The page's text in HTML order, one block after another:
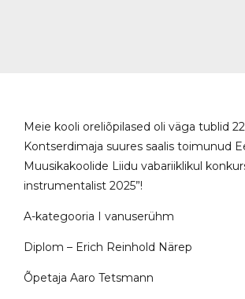
Meie kooli oreliõpilased oli väga tublid
Kontserdimaja suures saalis toimunud
Muusikakoolide Liidu vabariiklikul
instrumentalist 2025”!
A-kategooria I vanuserühm
Diplom – Erich Reinhold Närep
Õpetaja Aaro Tetsmann